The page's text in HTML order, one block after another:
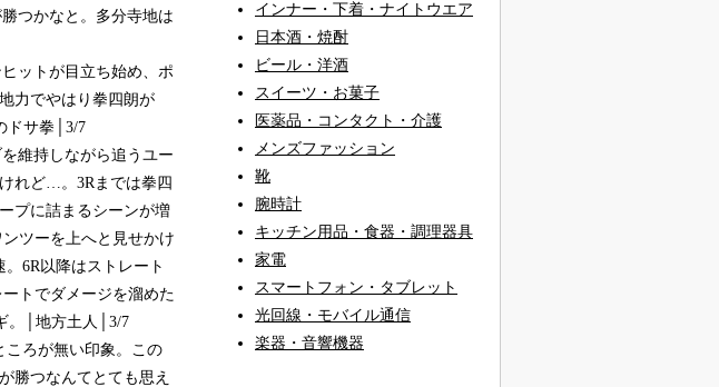
つかなと。多分寺地は
ットが目立ち始め、ポ
力でやはり拳四朗が
ドサ拳│3/7
維持しながら追うユー
れど…。3Rまでは拳四
プに詰まるシーンが増
ツーを上へと見せかけ
6R以降はストレート
トでダメージを溜めた
。│地方土人│3/7
ころが無い印象。この
勝つなんてとても思え
インナー・下着・ナイトウエア
日本酒・焼酎
ビール・洋酒
スイーツ・お菓子
医薬品・コンタクト・介護
メンズファッション
靴
腕時計
キッチン用品・食器・調理器具
家電
スマートフォン・タブレット
光回線・モバイル通信
楽器・音響機器